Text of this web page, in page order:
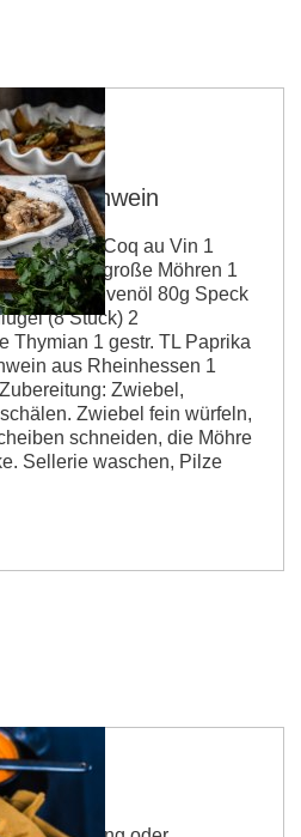
Glühwein
Für den Coq au Vin 1
2 große Möhren 1
3 EL Olivenöl 80g Speck
(8 Stück) 2
Thymian 1 gestr. TL Paprika
aus Rheinhessen 1
Zwiebel,
Zwiebel fein würfeln,
schneiden, die Möhre
Sellerie waschen, Pilze